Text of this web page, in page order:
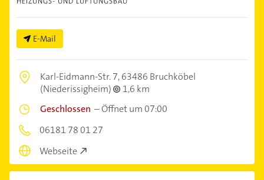
E-Mail
Karl-Eidmann-Str. 7,63486 Bruchköbel
(Niederissigheim)
1,6 km
Geschlossen –Öffnet um 07:00
06181 78 01 27
Webseite